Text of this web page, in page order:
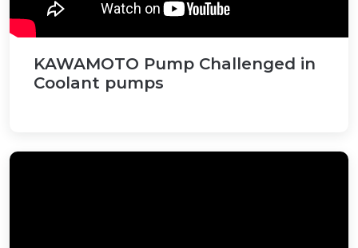
KAWAMOTO Pump Challenged in
Coolant pumps